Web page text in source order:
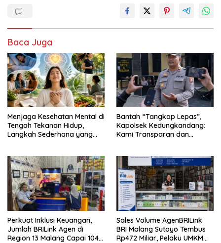
Baca Juga
Menjaga Kesehatan Mental di
Tengah Tekanan Hidup,
Langkah Sederhana yang
Bantah “Tangkap Lepas”,
Kapolsek Kedungkandang:
Kami Transparan dan
Perkuat Inklusi Keuangan,
Jumlah BRILink Agen di
Region 13 Malang Capai 104
Sales Volume AgenBRILink
BRI Malang Sutoyo Tembus
Rp472 Miliar, Pelaku UMKM